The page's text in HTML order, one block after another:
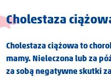
Cholestaza
Cholestaza ciążowa to
mamy. Nieleczona lub za
za sobą negatywne skutki